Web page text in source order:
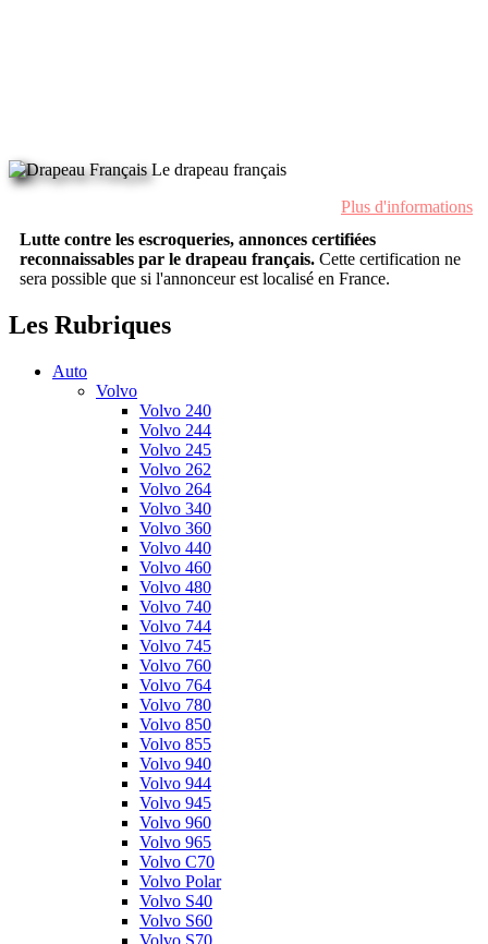
Le drapeau français
Plus d'informations
Lutte contre les escroqueries, annonces certifiées
reconnaissables par le drapeau français. Cette certification ne
sera possible que si l'annonceur est localisé en France.
Les Rubriques
Auto
Volvo
Volvo 240
Volvo 244
Volvo 245
Volvo 262
Volvo 264
Volvo 340
Volvo 360
Volvo 440
Volvo 460
Volvo 480
Volvo 740
Volvo 744
Volvo 745
Volvo 760
Volvo 764
Volvo 780
Volvo 850
Volvo 855
Volvo 940
Volvo 944
Volvo 945
Volvo 960
Volvo 965
Volvo C70
Volvo Polar
Volvo S40
Volvo S60